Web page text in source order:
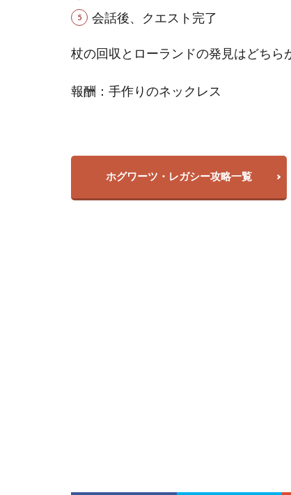
会話後、クエスト完了
杖の回収とローランドの発見はどちら
報酬：手作りのネックレス
ホグワーツ・レガシー攻略一覧